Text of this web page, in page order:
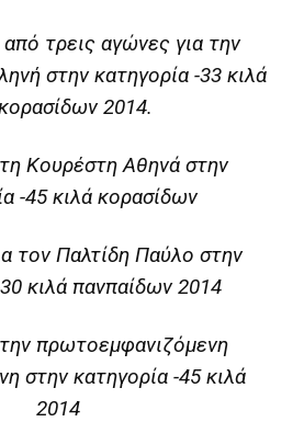
τρεις αγώνες για την
στην κατηγορία -33 κιλά
2014.
Κουρέστη Αθηνά στην
-45 κιλά κορασίδων
τον Παλτίδη Παύλο στην
κιλά πανπαίδων 2014
πρωτοεμφανιζόμενη
στην κατηγορία -45 κιλά
2014